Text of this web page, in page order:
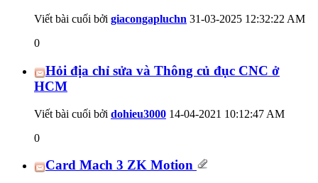
Viết bài cuối bởi giacongapluchn 31-03-2025 12:32:22 AM
0
Hỏi địa chỉ sửa và Thông củ đục CNC ở
HCM
Viết bài cuối bởi dohieu3000 14-04-2021 10:12:47 AM
0
Card Mach 3 ZK Motion